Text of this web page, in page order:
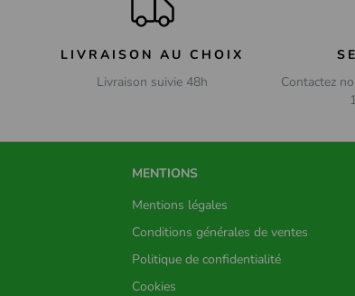
LIVRAISON AU CHOIX
Livraison suivie 48h
Contactez
MENTIONS
Mentions légales
Conditions générales de ventes
Politique de confidentialité
Cookies